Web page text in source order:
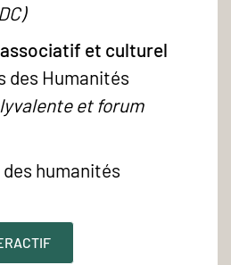
et culturel
des Humanités
et forum
humanités